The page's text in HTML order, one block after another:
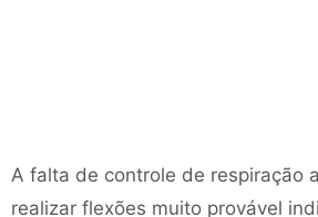
A falta de controle de respiração
realizar flexões muito provável